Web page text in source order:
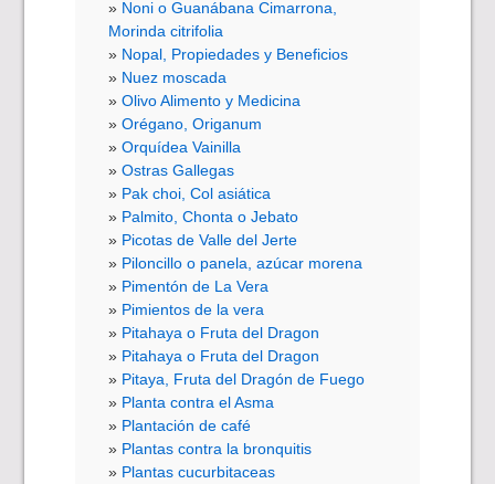
Noni o Guanábana Cimarrona,
Morinda citrifolia
Nopal, Propiedades y Beneficios
Nuez moscada
Olivo Alimento y Medicina
Orégano, Origanum
Orquídea Vainilla
Ostras Gallegas
Pak choi, Col asiática
Palmito, Chonta o Jebato
Picotas de Valle del Jerte
Piloncillo o panela, azúcar morena
Pimentón de La Vera
Pimientos de la vera
Pitahaya o Fruta del Dragon
Pitahaya o Fruta del Dragon
Pitaya, Fruta del Dragón de Fuego
Planta contra el Asma
Plantación de café
Plantas contra la bronquitis
Plantas cucurbitaceas